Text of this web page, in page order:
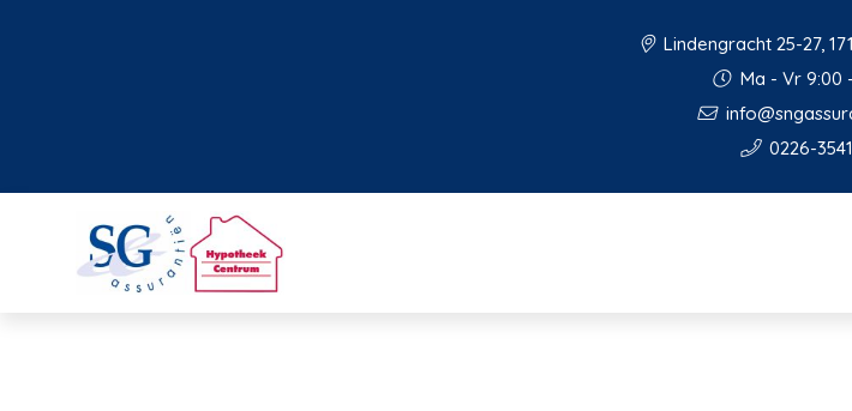
Lindengracht 25-27,
Ma - Vr 9:00
0226-